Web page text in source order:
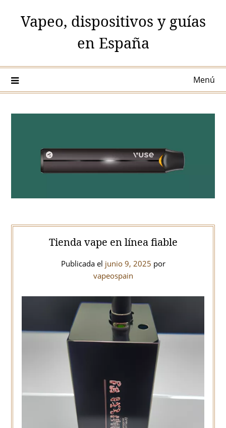
contenido
Vapeo, dispositivos y guías
en España
Menú
Tienda vape en línea fiable
Publicada el junio 9, 2025 por
vapeospain